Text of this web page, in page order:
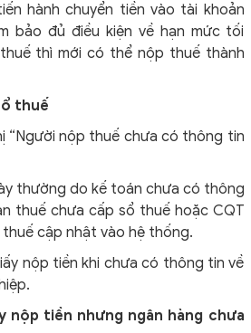
hành chuyển tiền vào tài khoản
bảo đủ điều kiện về hạn mức tối
thì mới có thể nộp thuế thành
thuế
“Người nộp thuế chưa có thông tin
thường do kế toán chưa có thông
thuế chưa cấp sổ thuế hoặc CQT
cập nhật vào hệ thống.
nộp tiền khi chưa có thông tin về
nộp tiền nhưng ngân hàng chưa